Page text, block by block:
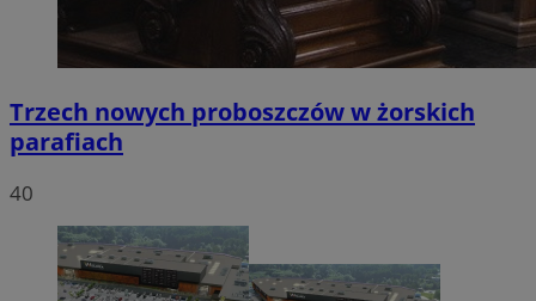
Trzech nowych proboszczów w żorskich
parafiach
40